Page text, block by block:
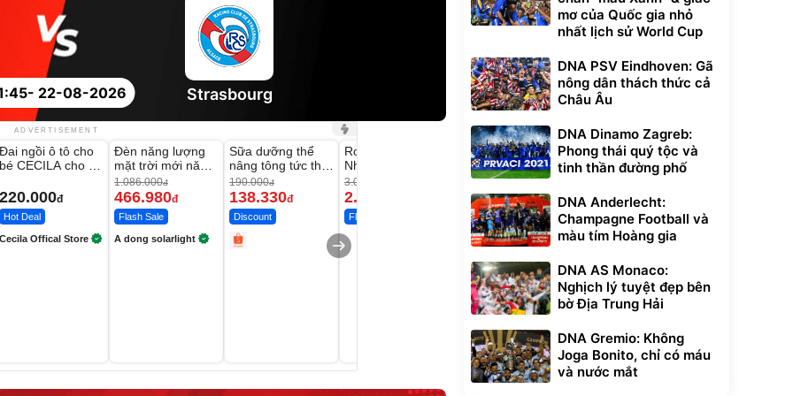
- 22-08-2026 Strasbourg
ADVERTISEMENT
Unmute
Đai ngồi ô tô cho
bé CECILA cho bé
220.000đ
Hot Deal
Cecila Offical Store
-56%
Đèn năng lượng
mặt trời mới năm
2026 có 120 viên
LED lớn
1.086.000đ
466.980đ
Flash Sale
A dong solarlight
-27%
Sữa dưỡng thể
nâng tông tức thì
Vaseline Body
190.000đ
138.330đ
Discount
Robot Hút Bụi Lau
Nhà - D2-001 -
Thông Minh
3.000.000
2.200.000
Flash Sale
Unmute
Vali Bamozo
Khung Nhôm
9066 Size
20/24/28 Cao Cấp
1.000.000
825.000đ
Flash Sale
Lót ghế ôtô, nâng
lưng chống nóng
giúp thoải mái
trong di chuyển
295.000đ
mơ của Quốc gia nhỏ
nhất lịch sử World Cup
DNA PSV Eindhoven: Gã
nông dân thách thức cả
Châu Âu
DNA Dinamo Zagreb:
Phong thái quý tộc và
tinh thần đường phố
DNA Anderlecht:
Champagne Football và
màu tím Hoàng gia
DNA AS Monaco:
Nghịch lý tuyệt đẹp bên
bờ Địa Trung Hải
DNA Gremio: Không
Joga Bonito, chỉ có máu
và nước mắt